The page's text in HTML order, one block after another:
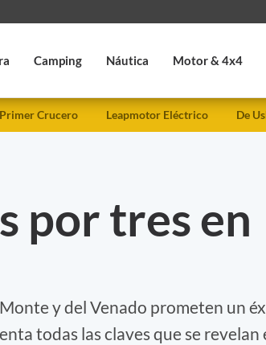
Camping Náutica Motor & 4x4
Primer Crucero Leapmotor Eléctrico De
por tres en
y del Venado prometen un
todas las claves que se revelan